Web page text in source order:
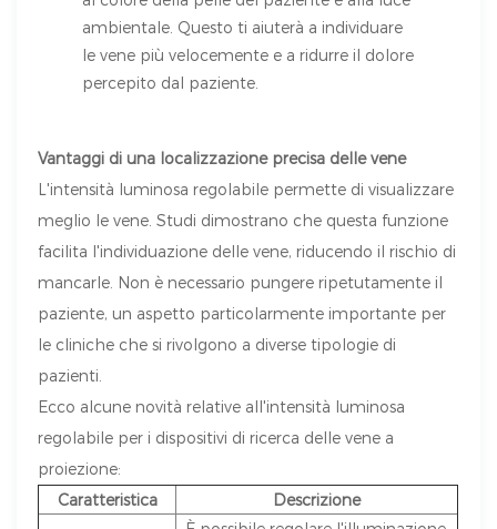
ambientale. Questo ti aiuterà a individuare
le vene più velocemente e a ridurre il dolore
percepito dal paziente.
Vantaggi di una localizzazione precisa delle vene
L'intensità luminosa regolabile permette di visualizzare
meglio le vene. Studi dimostrano che questa funzione
facilita l'individuazione delle vene, riducendo il rischio di
mancarle. Non è necessario pungere ripetutamente il
paziente, un aspetto particolarmente importante per
le cliniche che si rivolgono a diverse tipologie di
pazienti.
Ecco alcune novità relative all'intensità luminosa
regolabile per i dispositivi di ricerca delle vene a
proiezione:
Caratteristica
Descrizione